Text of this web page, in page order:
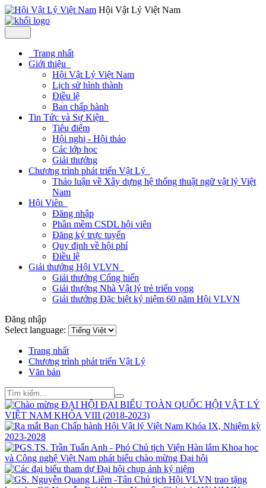
Hội Vật Lý Việt Nam
Trang nhất
Giới thiệu
Hội Vật Lý Việt Nam
Lịch sử hình thành
Điều lệ
Ban chấp hành
Tin Tức và Sự Kiện
Tiêu điểm
Hội nghị - Hội thảo
Các lớp học
Giải thưởng
Chương trình phát triển Vật Lý
Thảo luận về Xây dựng hệ thống thuật ngữ vật lý Việt
Nam
Hội Viên
Đăng nhập
Phần mềm CSDL hội viên
Đăng ký trực tuyến
Quy định về hội phí
Điều lệ
Giải thưởng Hội VLVN
Giải thưởng Cống hiến
Giải thưởng Nhà Vật lý trẻ triển vọng
Giải thưởng Đặc biệt kỷ niệm 60 năm Hội VLVN
Đăng nhập
Select language:
Trang nhất
Chương trình phát triển Vật Lý
Văn bản